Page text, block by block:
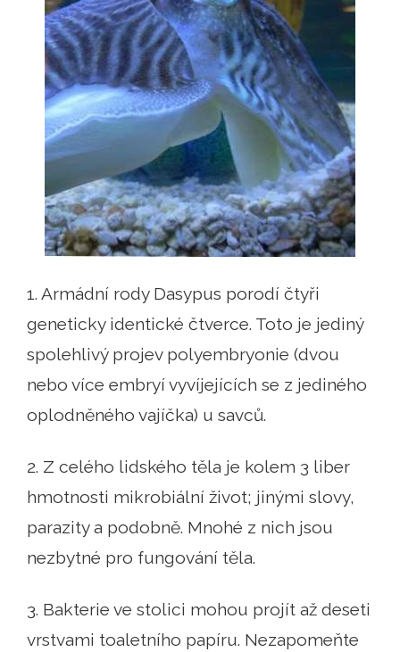
1. Armádní rody Dasypus porodí čtyři
geneticky identické čtverce. Toto je jediný
spolehlivý projev polyembryonie (dvou
nebo více embryí vyvíjejících se z jediného
oplodněného vajíčka) u savců.
2. Z celého lidského těla je kolem 3 liber
hmotnosti mikrobiální život; jinými slovy,
parazity a podobně. Mnohé z nich jsou
nezbytné pro fungování těla.
3. Bakterie ve stolici mohou projít až deseti
vrstvami toaletního papíru. Nezapomeňte